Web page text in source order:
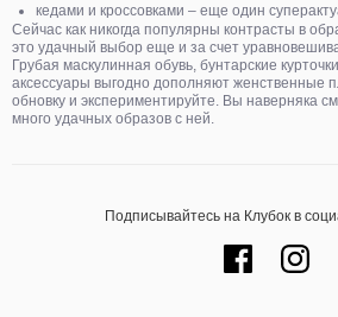
кедами и кроссовками – еще один
Сейчас как никогда популярны контрасты в
это удачный выбор еще и за счет
Грубая маскулинная обувь, бунтарские
аксессуары выгодно дополняют женственные
обновку и экспериментируйте. Вы наверняка
много удачных образов с ней.
Подписывайтесь на Клубок в